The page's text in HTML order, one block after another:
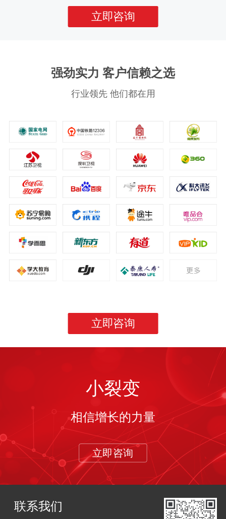
立即咨询
强劲实力 客户信赖之选
行业领先 他们都在用
立即咨询
小裂变
相信增长的力量
立即咨询
联系我们